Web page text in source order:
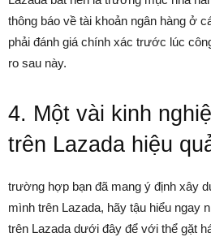
thông báo về tài khoản ngân hàng ở
phải đánh giá chính xác trước lúc
ro sau này.
4. Một vài kinh
trên Lazada hiệu
trường hợp bạn đã mang ý định xây
mình trên Lazada, hãy tậu hiểu ngay
trên Lazada dưới đây để với thể gặt